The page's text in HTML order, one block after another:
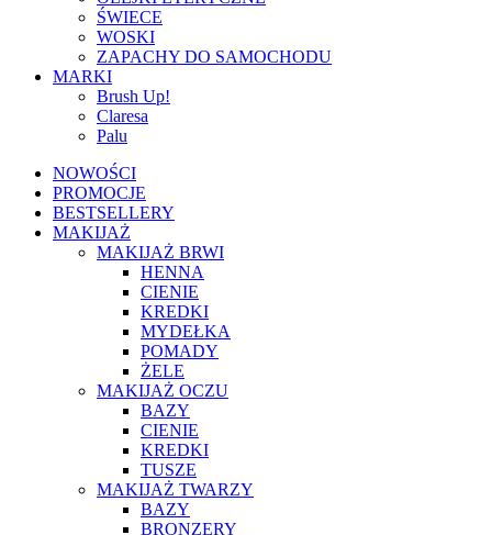
ŚWIECE
WOSKI
ZAPACHY DO SAMOCHODU
MARKI
Brush Up!
Claresa
Palu
NOWOŚCI
PROMOCJE
BESTSELLERY
MAKIJAŻ
MAKIJAŻ BRWI
HENNA
CIENIE
KREDKI
MYDEŁKA
POMADY
ŻELE
MAKIJAŻ OCZU
BAZY
CIENIE
KREDKI
TUSZE
MAKIJAŻ TWARZY
BAZY
BRONZERY